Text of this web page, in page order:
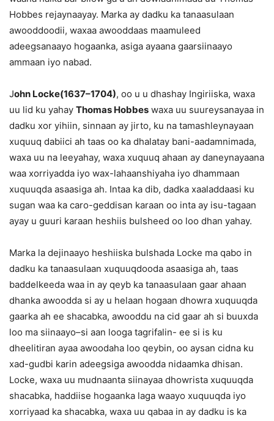
Hobbes rejaynaayay. Marka ay dadku ka tanaasulaan
awooddoodii, waxaa awooddaas maamuleed
adeegsanaayo hogaanka, asiga ayaana gaarsiinaayo
ammaan iyo nabad.
John Locke(1637–1704), oo u u dhashay Ingiriiska, waxa
uu lid ku yahay Thomas Hobbes waxa uu suureysanayaa in
dadku xor yihiin, sinnaan ay jirto, ku na tamashleynayaan
xuquuq dabiici ah taas oo ka dhalatay bani-aadamnimada,
waxa uu na leeyahay, waxa xuquuq ahaan ay daneynayaana
waa xorriyadda iyo wax-lahaanshiyaha iyo dhammaan
xuquuqda asaasiga ah. Intaa ka dib, dadka xaaladdaasi ku
sugan waa ka caro-geddisan karaan oo inta ay isu-tagaan
ayay u guuri karaan heshiis bulsheed oo loo dhan yahay.
Marka la dejinaayo heshiiska bulshada Locke ma qabo in
dadku ka tanaasulaan xuquuqdooda asaasiga ah, taas
baddelkeeda waa in ay qeyb ka tanaasulaan gaar ahaan
dhanka awoodda si ay u helaan hogaan dhowra xuquuqda
gaarka ah ee shacabka, awooddu na cid gaar ah si buuxda
loo ma siinaayo–si aan looga tagrifalin- ee si is ku
dheelitiran ayaa awoodaha loo qeybin, oo aysan cidna ku
xad-gudbi karin adeegsiga awoodda nidaamka dhisan.
Locke, waxa uu mudnaanta siinayaa dhowrista xuquuqda
shacabka, haddiise hogaanka laga waayo xuquuqda iyo
xorriyaad ka shacabka, waxa uu qabaa in ay dadku is ka